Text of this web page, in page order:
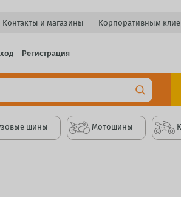
Контакты и магазины Корпоративным
Регистрация
шины Мотошины